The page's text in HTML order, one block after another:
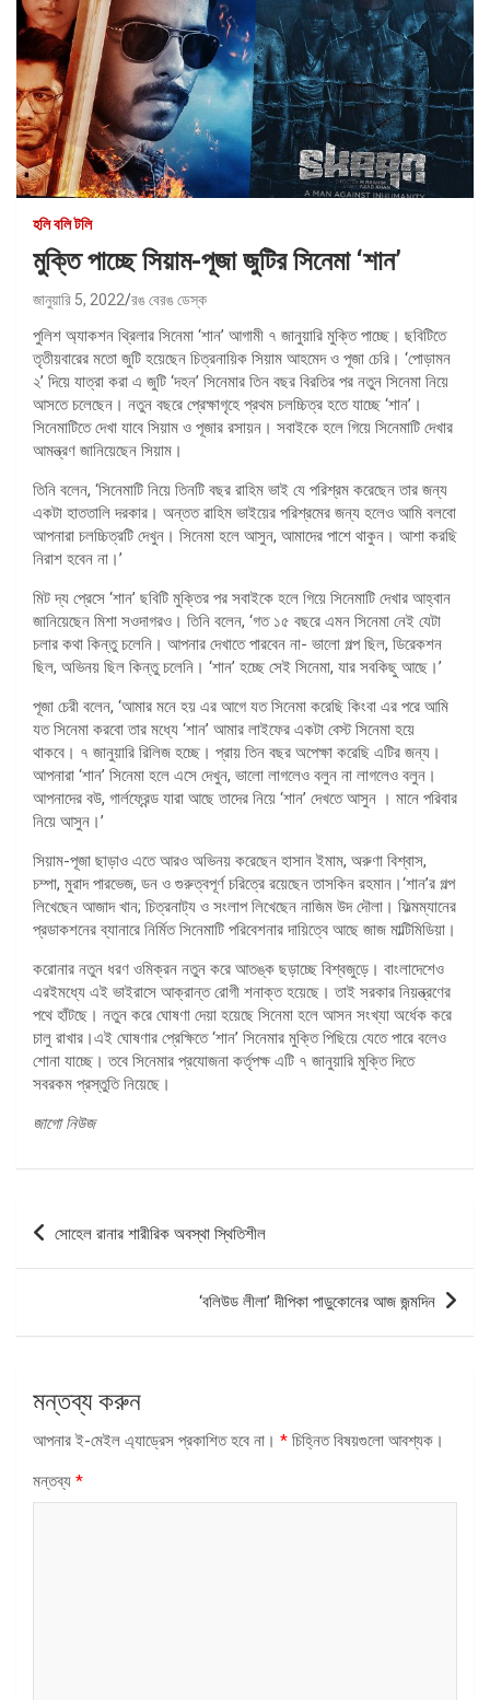
হলি বলি টলি
মুক্তি পাচ্ছে সিয়াম-পূজা জুটির সিনেমা ‘শান’
জানুয়ারি 5, 2022 রঙ বেরঙ ডেস্ক
পুলিশ অ্যাকশন থ্রিলার সিনেমা ‘শান’ আগামী ৭ জানুয়ারি মুক্তি পাচ্ছে। ছবিটিতে
তৃতীয়বারের মতো জুটি হয়েছেন চিত্রনায়িক সিয়াম আহমেদ ও পূজা চেরি। ‘পোড়ামন
২’ দিয়ে যাত্রা করা এ জুটি ‘দহন’ সিনেমার তিন বছর বিরতির পর নতুন সিনেমা নিয়ে
আসতে চলেছেন। নতুন বছরে প্রেক্ষাগৃহে প্রথম চলচ্চিত্র হতে যাচ্ছে ‘শান’।
সিনেমাটিতে দেখা যাবে সিয়াম ও পূজার রসায়ন। সবাইকে হলে গিয়ে সিনেমাটি দেখার
আমন্ত্রণ জানিয়েছেন সিয়াম।
তিনি বলেন, ‘সিনেমাটি নিয়ে তিনটি বছর রাহিম ভাই যে পরিশ্রম করেছেন তার জন্য
একটা হাততালি দরকার। অন্তত রাহিম ভাইয়ের পরিশ্রমের জন্য হলেও আমি বলবো
আপনারা চলচ্চিত্রটি দেখুন। সিনেমা হলে আসুন, আমাদের পাশে থাকুন। আশা করছি
নিরাশ হবেন না।’
মিট দ্য প্রেসে ‘শান’ ছবিটি মুক্তির পর সবাইকে হলে গিয়ে সিনেমাটি দেখার আহ্বান
জানিয়েছেন মিশা সওদাগরও। তিনি বলেন, ‘গত ১৫ বছরে এমন সিনেমা নেই যেটা
চলার কথা কিন্তু চলেনি। আপনার দেখাতে পারবেন না- ভালো গল্প ছিল, ডিরেকশন
ছিল, অভিনয় ছিল কিন্তু চলেনি। ‘শান’ হচ্ছে সেই সিনেমা, যার সবকিছু আছে।’
পূজা চেরী বলেন, ‘আমার মনে হয় এর আগে যত সিনেমা করেছি কিংবা এর পরে আমি
যত সিনেমা করবো তার মধ্যে ‘শান’ আমার লাইফের একটা বেস্ট সিনেমা হয়ে
থাকবে। ৭ জানুয়ারি রিলিজ হচ্ছে। প্রায় তিন বছর অপেক্ষা করেছি এটির জন্য।
আপনারা ‘শান’ সিনেমা হলে এসে দেখুন, ভালো লাগলেও বলুন না লাগলেও বলুন।
আপনাদের বউ, গার্লফ্রেন্ড যারা আছে তাদের নিয়ে ‘শান’ দেখতে আসুন । মানে পরিবার
নিয়ে আসুন।’
সিয়াম-পূজা ছাড়াও এতে আরও অভিনয় করেছেন হাসান ইমাম, অরুণা বিশ্বাস,
চম্পা, মুরাদ পারভেজ, ডন ও গুরুত্বপূর্ণ চরিত্রে রয়েছেন তাসকিন রহমান।‘শান’র গল্প
লিখেছেন আজাদ খান; চিত্রনাট্য ও সংলাপ লিখেছেন নাজিম উদ দৌলা। ফিল্মম্যানের
প্রডাকশনের ব্যানারে নির্মিত সিনেমাটি পরিবেশনার দায়িত্বে আছে জাজ মাল্টিমিডিয়া।
করোনার নতুন ধরণ ওমিক্রন নতুন করে আতঙ্ক ছড়াচ্ছে বিশ্বজুড়ে। বাংলাদেশেও
এরইমধ্যে এই ভাইরাসে আক্রান্ত রোগী শনাক্ত হয়েছে। তাই সরকার নিয়ন্ত্রণের
পথে হাঁটছে। নতুন করে ঘোষণা দেয়া হয়েছে সিনেমা হলে আসন সংখ্যা অর্ধেক করে
চালু রাখার।এই ঘোষণার প্রেক্ষিতে ‘শান’ সিনেমার মুক্তি পিছিয়ে যেতে পারে বলেও
শোনা যাচ্ছে। তবে সিনেমার প্রযোজনা কর্তৃপক্ষ এটি ৭ জানুয়ারি মুক্তি দিতে
সবরকম প্রস্তুতি নিয়েছে।
জাগো নিউজ
পোস্ট
সোহেল রানার শারীরিক অবস্থা স্থিতিশীল
‘বলিউড লীলা’ দীপিকা পাড়ুকোনের আজ জন্মদিন
মন্তব্য করুন
আপনার ই-মেইল এ্যাড্রেস প্রকাশিত হবে না। * চিহ্নিত বিষয়গুলো আবশ্যক।
মন্তব্য *